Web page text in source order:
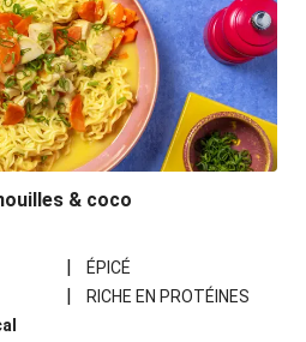
& coco
| ÉPICÉ
|
RICHE EN PROTÉINES